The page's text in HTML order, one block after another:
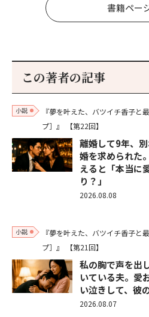
書籍ペー
この著者の記事
小説
『夢を叶えた、バツイチ香子と
プ］』
【第22回】
離婚して9年、
婚を求められた
えると「本当に
り？」
2026.08.08
小説
『夢を叶えた、バツイチ香子と
プ］』
【第21回】
私の胸で声を出
いている夫。愛
い泣きして、彼
2026.08.07